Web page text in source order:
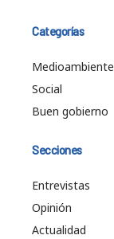
Categorías
Medioambiente
Social
Buen gobierno
Secciones
Entrevistas
Opinión
Actualidad